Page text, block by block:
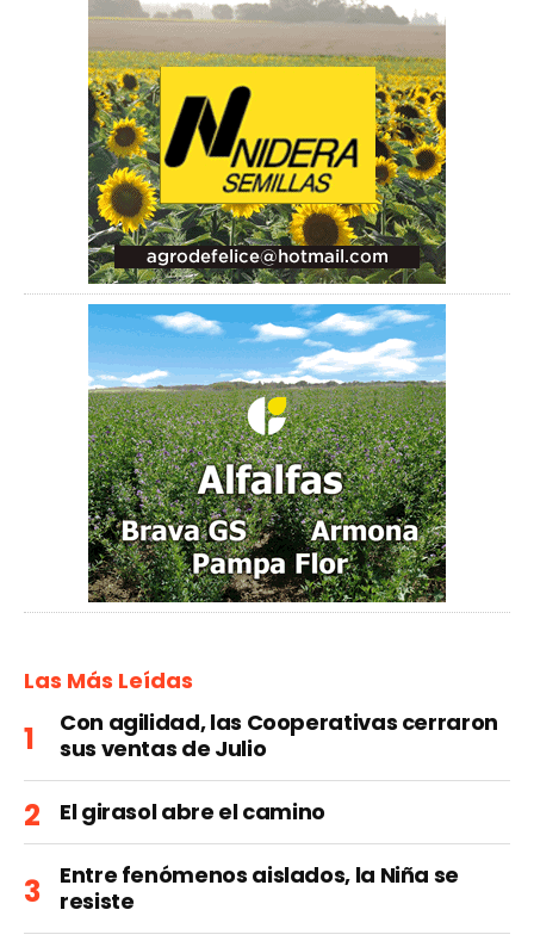
Las Más Leídas
Con agilidad, las Cooperativas cerraron
sus ventas de Julio
El girasol abre el camino
Entre fenómenos aislados, la Niña se
resiste